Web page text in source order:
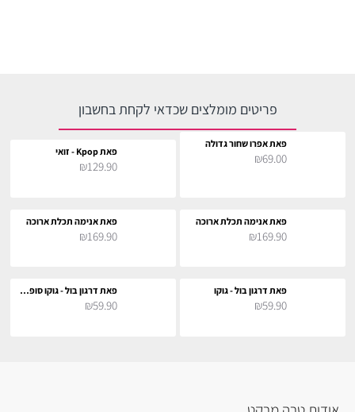
פריטים מומלצים שכדאי לקחת בחשבון
פאת אפרו שחור גדולה
₪69.00 פאת Kpop - זואי
₪129.90
פאת אנימה תכלת ארוכה
₪169.90
פאת אנימה תכלת ארוכה
₪169.90
פאת דרגון בול - גוקו
₪59.90
פאת דרגון בול - גוקו סופר סאייה
₪59.90